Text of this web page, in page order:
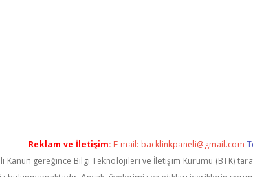
Reklam ve İletişim: E-mail: backlinkpaneli@gmail.com
Kanun gereğince Bilgi Teknolojileri ve İletişim Kurumu (BTK)